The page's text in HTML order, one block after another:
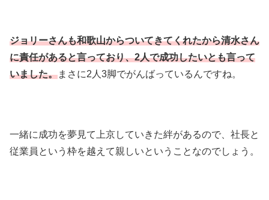
ジョリーさんも和歌山からついてきてくれたから清水さん
に責任があると言っており、2人で成功したいとも言って
いました。まさに2人3脚でがんばっているんですね。
一緒に成功を夢見て上京していきた絆があるので、社長と
従業員という枠を越えて親しいということなのでしょう。